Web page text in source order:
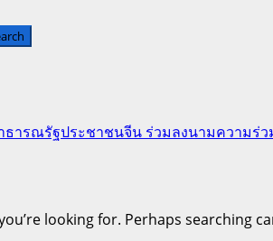
าธารณรัฐประชาชนจีน ร่วมลงนามความ
looking for. Perhaps searching